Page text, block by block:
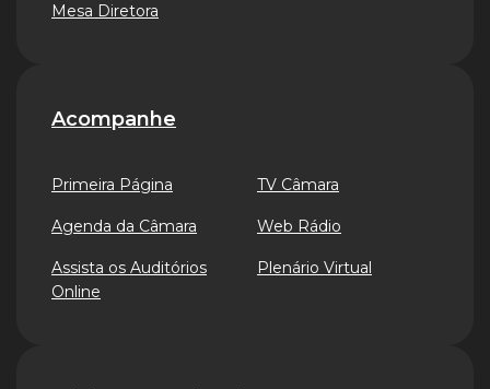
Mesa Diretora
Acompanhe
Primeira Página
Agenda da Câmara
Assista os Auditórios
Online
TV Câmara
Web Rádio
Plenário Virtual